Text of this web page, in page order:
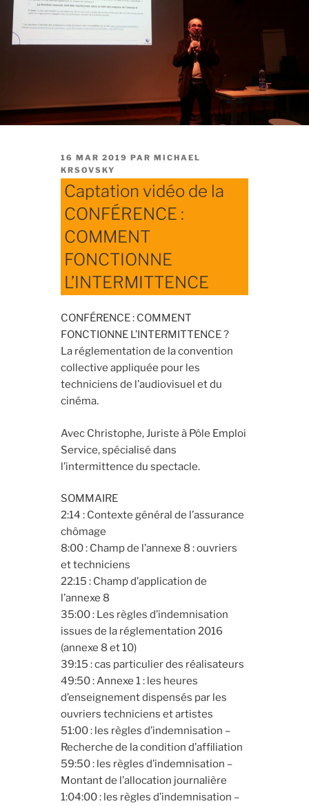
PUBLIÉ
LE
16 MAR 2019 PARMICHAEL
KRSOVSKY
Captation vidéo de la
CONFÉRENCE :
COMMENT
FONCTIONNE
L’INTERMITTENCE
CONFÉRENCE : COMMENT
FONCTIONNE L’INTERMITTENCE ?
La réglementation de la convention
collective appliquée pour les
techniciens de l’audiovisuel et du
cinéma.
Avec Christophe, Juriste à Pôle Emploi
Service, spécialisé dans
l’intermittence du spectacle.
SOMMAIRE
2:14 : Contexte général de l’assurance
chômage
8:00 : Champ de l’annexe 8 : ouvriers
et techniciens
22:15 : Champ d’application de
l’annexe 8
35:00 : Les règles d’indemnisation
issues de la réglementation 2016
(annexe 8 et 10)
39:15 : cas particulier des réalisateurs
49:50 : Annexe 1 : les heures
d’enseignement dispensés par les
ouvriers techniciens et artistes
51:00 : les règles d’indemnisation –
Recherche de la condition d’affiliation
59:50 : les règles d’indemnisation –
Montant de l’allocation journalière
1:04:00 : les règles d’indemnisation –